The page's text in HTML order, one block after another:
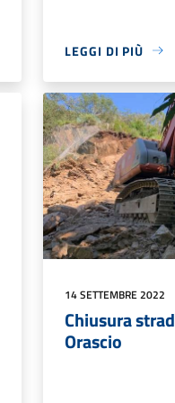
LEGGI DI PIÙ
14 SETTEMBRE 2022
Chiusura
Orascio